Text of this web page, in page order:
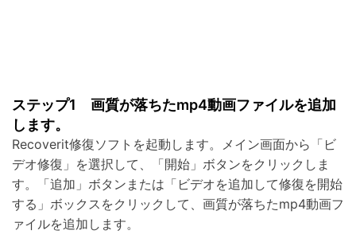
ステップ1 画質が落ちたmp4動画ファイルを追加
します。
Recoverit修復ソフトを起動します。メイン画面から「ビ
デオ修復」を選択して、「開始」ボタンをクリックしま
す。「追加」ボタンまたは「ビデオを追加して修復を開始
する」ボックスをクリックして、画質が落ちたmp4動画フ
ァイルを追加します。